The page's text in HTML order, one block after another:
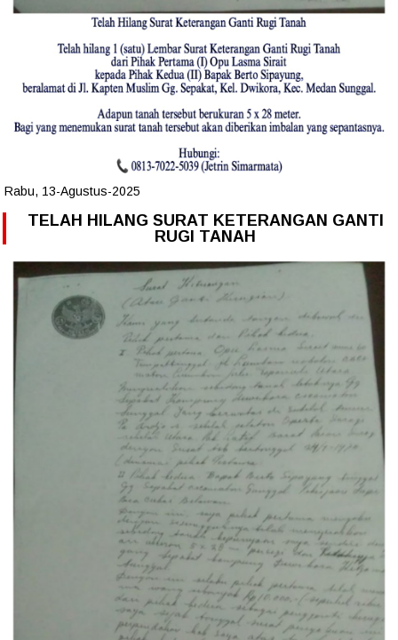
Rabu, 13-Agustus-2025
TELAH HILANG SURAT KETERANGAN GANTI
RUGI TANAH